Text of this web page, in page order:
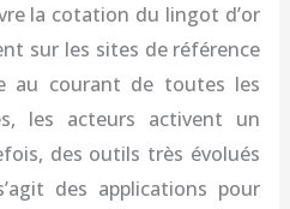
la cotation du lingot d’or
sur les sites de référence
au courant de toutes les
les acteurs activent un
des outils très évolués
des applications pour